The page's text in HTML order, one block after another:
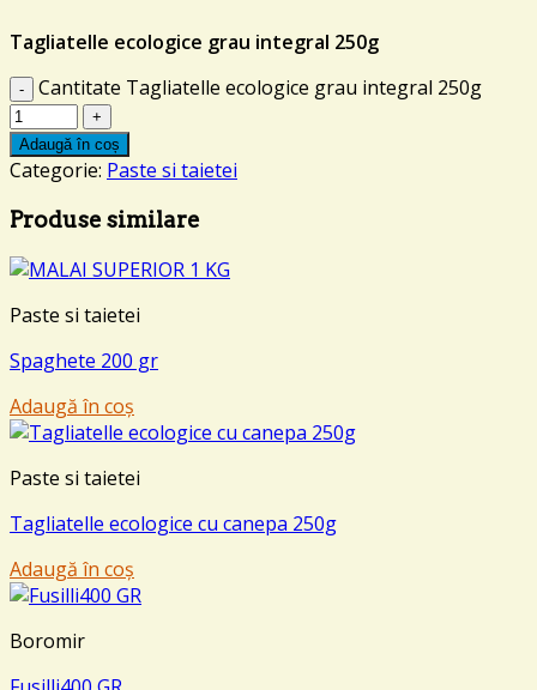
Tagliatelle ecologice grau integral 250g
Cantitate Tagliatelle ecologice grau integral 250g
Adaugă în coș
Categorie: Paste si taietei
Produse similare
Paste si taietei
Spaghete 200 gr
Adaugă în coș
Paste si taietei
Tagliatelle ecologice cu canepa 250g
Adaugă în coș
Boromir